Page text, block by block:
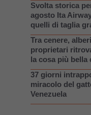
Svolta storica
agosto Ita
quelli di taglia
Tra cenere,
proprietari
la cosa più bella
37 giorni
miracolo del
Venezuela